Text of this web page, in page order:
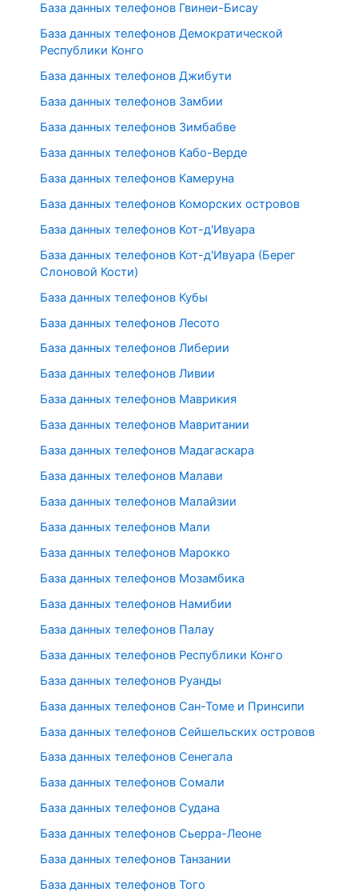
База данных телефонов Гвинеи-Бисау
База данных телефонов Демократической
Республики Конго
База данных телефонов Джибути
База данных телефонов Замбии
База данных телефонов Зимбабве
База данных телефонов Кабо-Верде
База данных телефонов Камеруна
База данных телефонов Коморских островов
База данных телефонов Кот-д'Ивуара
База данных телефонов Кот-д'Ивуара (Берег
Слоновой Кости)
База данных телефонов Кубы
База данных телефонов Лесото
База данных телефонов Либерии
База данных телефонов Ливии
База данных телефонов Маврикия
База данных телефонов Мавритании
База данных телефонов Мадагаскара
База данных телефонов Малави
База данных телефонов Малайзии
База данных телефонов Мали
База данных телефонов Марокко
База данных телефонов Мозамбика
База данных телефонов Намибии
База данных телефонов Палау
База данных телефонов Республики Конго
База данных телефонов Руанды
База данных телефонов Сан-Томе и Принсипи
База данных телефонов Сейшельских островов
База данных телефонов Сенегала
База данных телефонов Сомали
База данных телефонов Судана
База данных телефонов Сьерра-Леоне
База данных телефонов Танзании
База данных телефонов Того